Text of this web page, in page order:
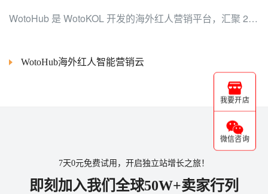
WotoHub 是 WotoKOL 开发的海外红人营销平台，汇聚 2000 万红人资源，覆盖 YouTube、TikTok 和 Instagram，助力卖家高效布局海外营销。
WotoHub海外红人智能营销云
我要开店
微信咨询
7天0元免费试用，开启独立站增长之旅！
即刻加入我们全球50W+卖家行列